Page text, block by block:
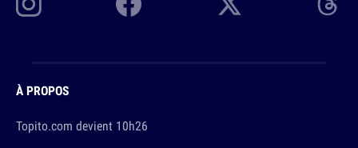
À PROPOS
Topito.com devient 10h26